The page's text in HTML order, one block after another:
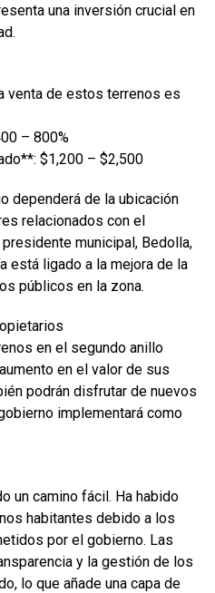
una inversión crucial en
venta de estos terrenos es
– 800%
$1,200 – $2,500
dependerá de la ubicación
relacionados con el
municipal, Bedolla,
está ligado a la mejora de la
públicos en la zona.
en el segundo anillo
en el valor de sus
podrán disfrutar de nuevos
implementará como
un camino fácil. Ha habido
habitantes debido a los
por el gobierno. Las
y la gestión de los
lo que añade una capa de